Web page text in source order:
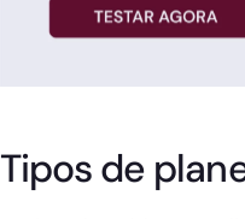
Tipos de